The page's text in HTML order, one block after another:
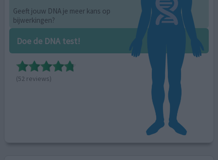
Geeft jouw DNA je meer kans op
bijwerkingen?
Doe de DNA test!
(52 reviews)